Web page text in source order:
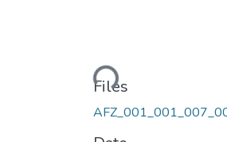
Loading...
Files